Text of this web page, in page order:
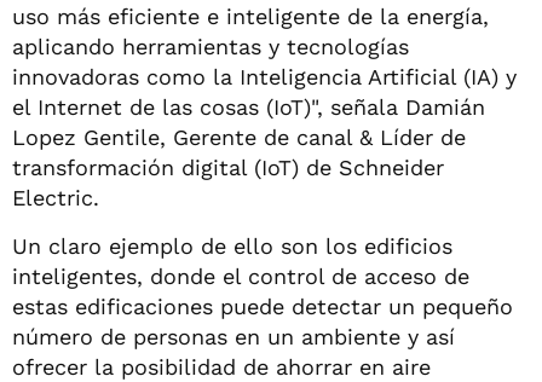
uso más eficiente e inteligente de la energía,
aplicando herramientas y tecnologías
innovadoras como la Inteligencia Artificial (IA) y
el Internet de las cosas (IoT)", señala Damián
Lopez Gentile, Gerente de canal & Líder de
transformación digital (IoT) de Schneider
Electric.
Un claro ejemplo de ello son los edificios
inteligentes, donde el control de acceso de
estas edificaciones puede detectar un pequeño
número de personas en un ambiente y así
ofrecer la posibilidad de ahorrar en aire